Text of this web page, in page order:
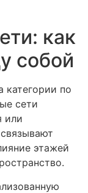
как
собой
категории по
сети
или
этажей